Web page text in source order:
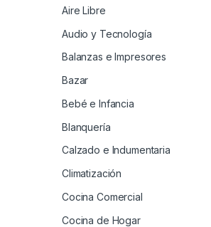
Aire Libre
Audio y Tecnología
Balanzas e Impresores
Bazar
Bebé e Infancia
Blanquería
Calzado e Indumentaria
Climatización
Cocina Comercial
Cocina de Hogar